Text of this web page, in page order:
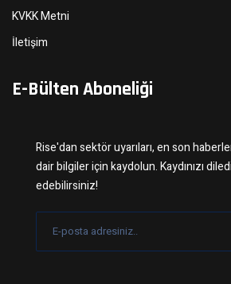
KVKK Metni
İletişim
E-Bülten Aboneliği
Rise'dan sektör uyarıları, en son
dair bilgiler için kaydolun. Kaydınızı
edebilirsiniz!